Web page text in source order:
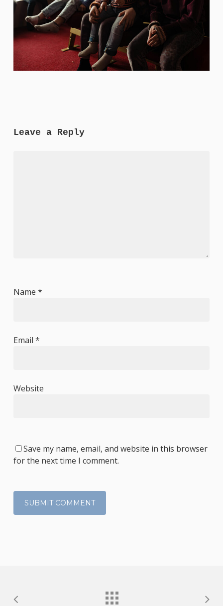
Leave a Reply
Name *
Email *
Website
Save my name, email, and website in this browser
for the next time I comment.